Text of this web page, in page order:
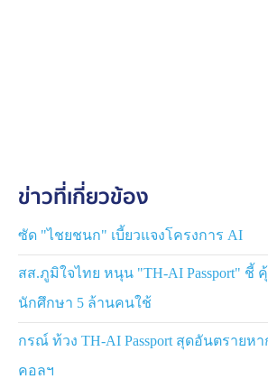
นางสาวรัชนก ยังบอกด้วยว่า เมื่อไหร่ที่เ
ตนจะเชิญ นายไชยชนก ปลัดดีอีคณะยกร่
และ สตง. มาชี้แจงด้วย
ข่าวที่เกี่ยวข้อง
ซัด "ไชยชนก" เบี้ยวแจงโครงการ AI
สส.ภูมิใจไทย หนุน "TH-AI Passport" ชี้
นักศึกษา 5 ล้านคนใช้
กรณ์ ท้วง TH-AI Passport สุดอันตรายห
คอลฯ